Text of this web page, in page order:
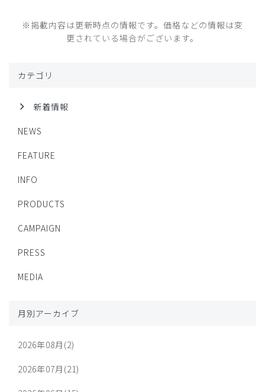
※掲載内容は更新時点の情報です。価格などの情報は変
更されている場合がございます。
カテゴリ
新着情報
NEWS
FEATURE
INFO
PRODUCTS
CAMPAIGN
PRESS
MEDIA
月別アーカイブ
2026年08月(2)
2026年07月(21)